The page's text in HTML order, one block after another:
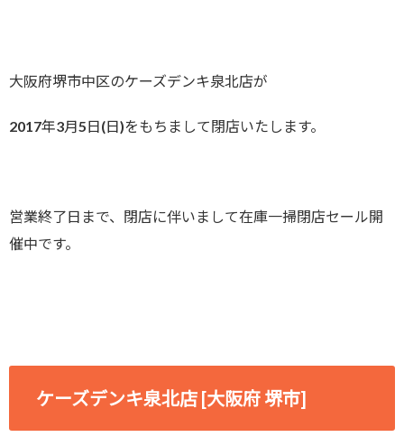
大阪府堺市中区のケーズデンキ泉北店が
2017年3月5日(日)をもちまして閉店いたします。
営業終了日まで、閉店に伴いまして在庫一掃閉店セール開
催中です。
ケーズデンキ泉北店 [大阪府 堺市]